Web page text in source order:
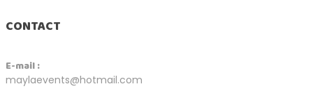
CONTACT
E-mail :
maylaevents@hotmail.com